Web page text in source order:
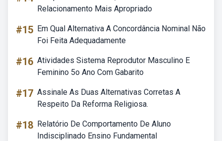
Relacionamento Mais Apropriado
#15 Em Qual Alternativa A Concordância Nominal Não
Foi Feita Adequadamente
#16 Atividades Sistema Reprodutor Masculino E
Feminino 5o Ano Com Gabarito
#17 Assinale As Duas Alternativas Corretas A
Respeito Da Reforma Religiosa.
#18 Relatório De Comportamento De Aluno
Indisciplinado Ensino Fundamental